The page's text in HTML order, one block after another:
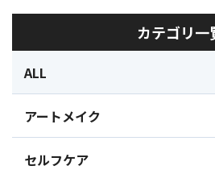
カテゴリ一
ALL
アートメイク
セルフケア